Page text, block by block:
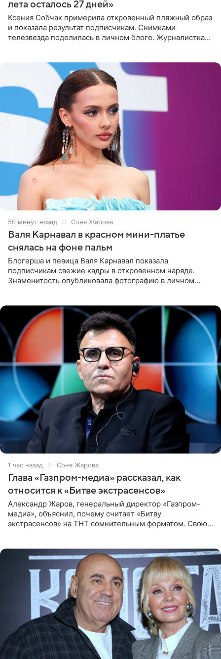
лета осталось 27 дней»
Ксения Собчак примерила откровенный пляжный образ
и показала результат подписчикам. Снимками
телезвезда поделилась в личном блоге. Журналистка
50 минут назад Соня Жарова
Валя Карнавал в красном мини-платье
снялась на фоне пальм
Блогерша и певица Валя Карнавал показала
подписчикам свежие кадры в откровенном наряде.
Знаменитость опубликовала фотографию в личном
1 час назад Соня Жарова
Глава «Газпром-медиа» рассказал, как
относится к «Битве экстрасенсов»
Александр Жаров, генеральный директор «Газпром-
медиа», объяснил, почему считает «Битву
экстрасенсов» на ТНТ сомнительным форматом. Свою